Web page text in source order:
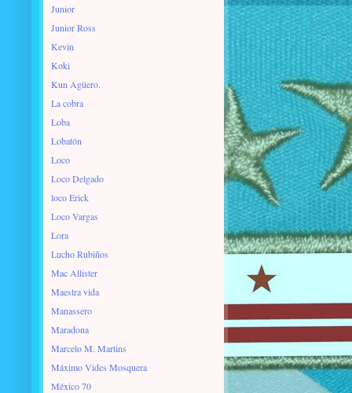
Junior
Junior Ross
Kevin
Koki
Kun Agüero.
La cobra
Loba
Lobatón
Loco
Loco Delgado
loco Erick
Loco Vargas
Lora
Lucho Rubiños
Mac Allister
Maestra vida
Manassero
Maradona
Marcelo M. Martins
Máximo Vides Mosquera
México 70